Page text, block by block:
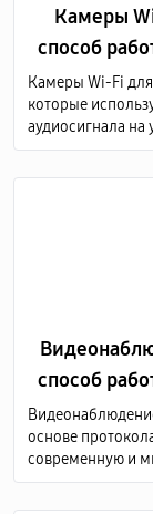
Камеры
способ
Камеры Wi-Fi
которые
аудиосигнала
сети или через
способ
основе
современную и
мониторинга и